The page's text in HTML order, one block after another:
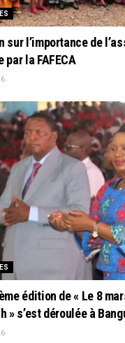
sur l’importance de
par la FAFECA
édition de « Le 8
» s’est déroulée à